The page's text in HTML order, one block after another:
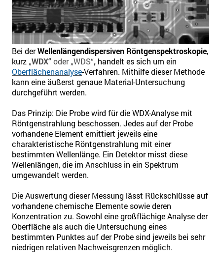
Bei der Wellenlängendispersiven Röntgenspektroskopie,
kurz „WDX“ oder „WDS“, handelt es sich um ein
Oberflächenanalyse-Verfahren. Mithilfe dieser Methode
kann eine äußerst genaue Material-Untersuchung
durchgeführt werden.
Das Prinzip: Die Probe wird für die WDX-Analyse mit
Röntgenstrahlung beschossen. Jedes auf der Probe
vorhandene Element emittiert jeweils eine
charakteristische Röntgenstrahlung mit einer
bestimmten Wellenlänge. Ein Detektor misst diese
Wellenlängen, die im Anschluss in ein Spektrum
umgewandelt werden.
Die Auswertung dieser Messung lässt Rückschlüsse auf
vorhandene chemische Elemente sowie deren
Konzentration zu. Sowohl eine großflächige Analyse der
Oberfläche als auch die Untersuchung eines
bestimmten Punktes auf der Probe sind jeweils bei sehr
niedrigen relativen Nachweisgrenzen möglich.